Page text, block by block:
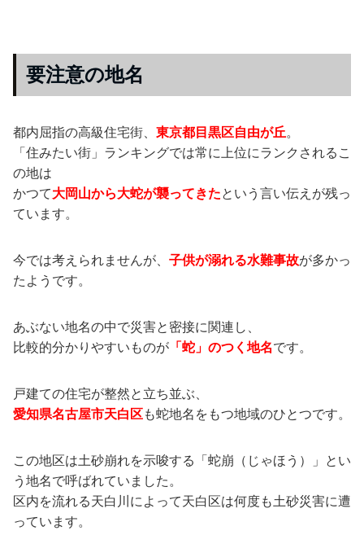
要注意の地名
都内屈指の高級住宅街、 東京都目黒区自由が丘。
「住みたい街」ランキングでは常に上位にランクされるこ
の地は
かつて大岡山から大蛇が襲ってきたという言い伝えが残っ
ています。
今では考えられませんが、 子供が溺れる水難事故が多かっ
たようです。
あぶない地名の中で災害と密接に関連し、
比較的分かりやすいものが 「蛇」のつく地名です。
戸建ての住宅が整然と立ち並ぶ、
愛知県名古屋市天白区も蛇地名をもつ地域のひとつです。
この地区は土砂崩れを示唆する「蛇崩（じゃほう）」とい
う地名で呼ばれていました。
区内を流れる天白川によって天白区は何度も土砂災害に遭
っています。